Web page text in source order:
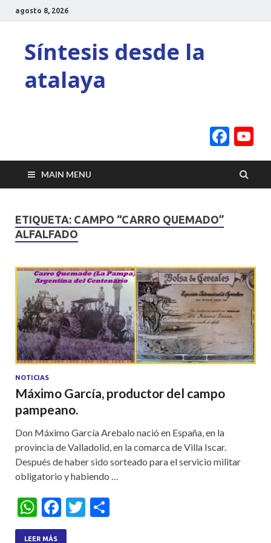
agosto 8, 2026
Síntesis desde la
atalaya
MAIN MENU
ETIQUETA: CAMPO “CARRO QUEMADO”
ALFALFADO
NOTICIAS
Máximo García, productor del campo
pampeano.
Don Máximo García Arebalo nació en España, en la
provincia de Valladolid, en la comarca de Villa Iscar.
Después de haber sido sorteado para el servicio militar
obligatorio y habiendo …
W
h
F
ac
T
LEER MÁS